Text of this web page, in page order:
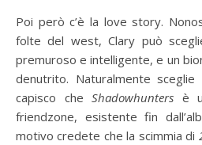
Poi però c’è la love story.
folte del west, Clary può
premuroso e intelligente, e un
denutrito. Naturalmente
capisco cheShadowhunters è
friendzone, esistente fin
motivo credete che la scimmia di